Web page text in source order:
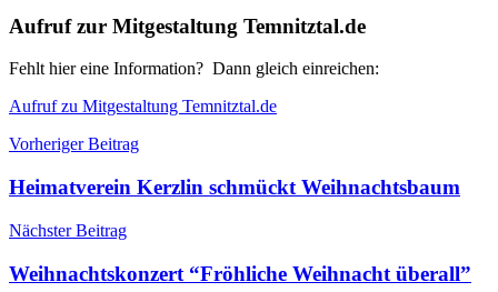
Aufruf zur Mitgestaltung Temnitztal.de
Fehlt hier eine Information? Dann gleich einreichen:
Aufruf zu Mitgestaltung Temnitztal.de
Beitragsnavigation
Vorheriger Beitrag
Heimatverein Kerzlin schmückt Weihnachtsbaum
Nächster Beitrag
Weihnachtskonzert “Fröhliche Weihnacht überall”